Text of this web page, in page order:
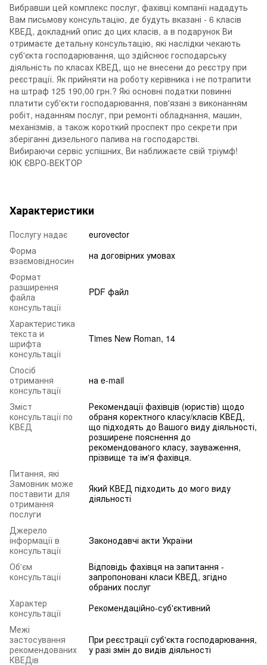
Вибравши цей комплекс послуг, фахівці компанії нададуть
Вам письмову консультацію, де будуть вказані - 6 класів
КВЕД, докладний опис до цих класів, а в подарунок Ви
отримаєте детальну консультацію, які наслідки чекають
суб'єкта господарювання, що здійснює господарську
діяльність по класах КВЕД, що не внесени до реєстру при
реєстрації. Як прийняти на роботу керівника і не потрапити
на штраф 125 190,00 грн.? Які основні податки повинні
платити суб'єкти господарювання, пов'язані з виконанням
робіт, наданням послуг, при ремонті обладнання, машин,
механізмів, а також короткий проспект про секрети при
зберіганні дизельного палива на господарстві.
Вибираючи сервіс успішних, Ви наближаєте свій тріумф!
ЮК ЄВРО-ВЕКТОР
Характеристики
Послугу надає
eurovector
Форма
взаємовідносин
на договірних умовах
Формат
разширення
файла
консультації
PDF файл
Характеристика
текста и
шрифта
консультації
Times New Roman, 14
Спосіб
отримання
консультації
на e-mail
Зміст
консультації по
КВЕД
Рекомендації фахівців (юристів) щодо
обраня коректного класу/класів КВЕД,
що підходять до Вашого виду діяльності,
розширене пояснення до
рекомендованого класу, зауваження,
прізвище та ім'я фахівця.
Питання, які
Замовник може
поставити для
отримання
послуги
Який КВЕД підходить до мого виду
діяльності
Джерело
інформації в
консультації
Законодавчі акти України
Об'єм
консультації
Відповідь фахівця на запитання -
запропоновані класи КВЕД, згідно
обраних послуг
Характер
консультації
Рекомендаційно-суб'єктивний
Межі
застосування
рекомендованих
КВЕДів
При реєстрації суб'єкта господарювання,
у разі змін до видів діяльності